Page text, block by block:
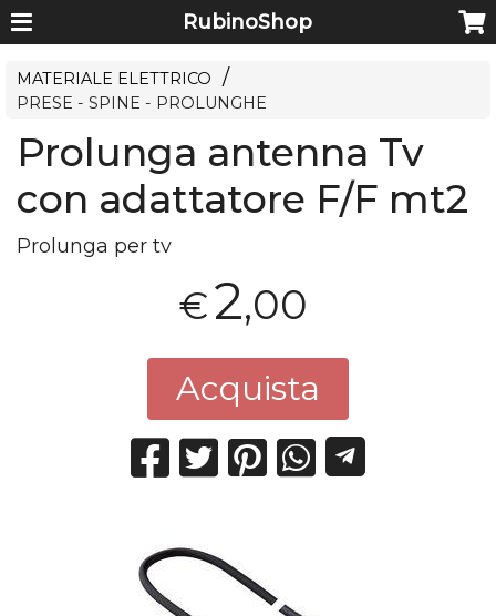
RubinoShop
MATERIALE ELETTRICO
PRESE - SPINE - PROLUNGHE
Prolunga antenna Tv
con adattatore F/F mt2
Prolunga per tv
€2,00
Acquista